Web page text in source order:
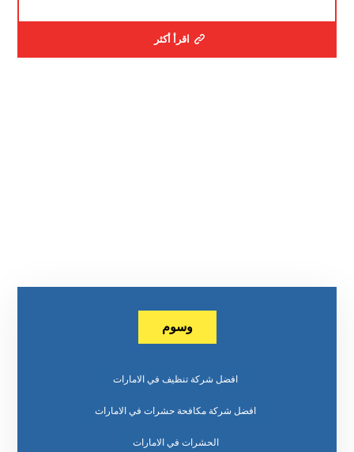
اقرأ أكثر
وسوم
افضل شركة تنظيف في الامارات
افضل شركة مكافحة حشرات في الامارات
الحشرات في الامارات